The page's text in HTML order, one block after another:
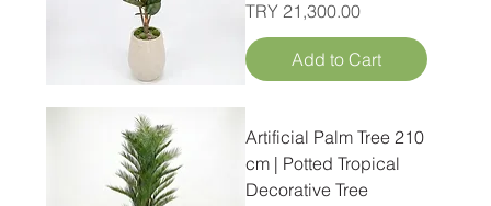
Price
TRY 21,300.00
Add to Cart
Artificial Palm Tree 210
cm | Potted Tropical
Decorative Tree